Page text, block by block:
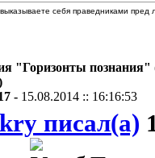
себя праведниками
"Горизонты познания"
- 15.08.2014 :: 16:16:53
писал(а)